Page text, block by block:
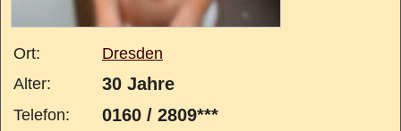
Ort:
Dresden
Alter:
30 Jahre
Telefon: 0160 / 2809***